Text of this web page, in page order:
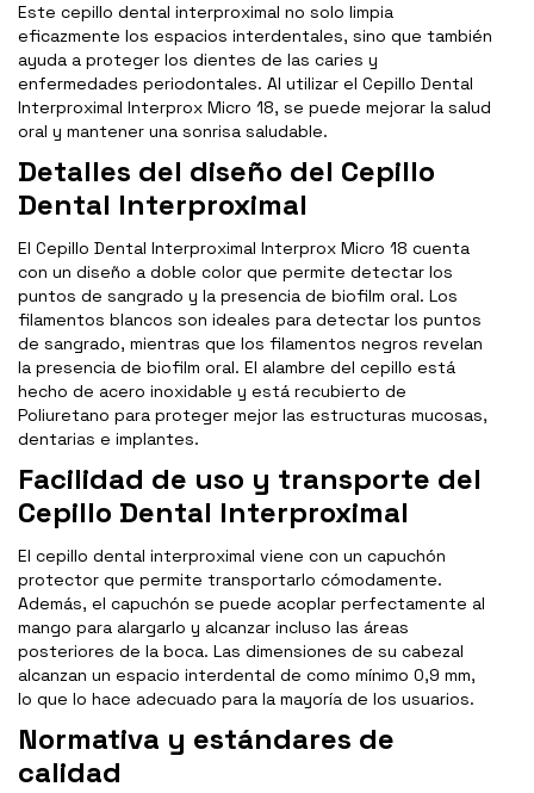
Este cepillo dental interproximal no solo limpia
eficazmente los espacios interdentales, sino que también
ayuda a proteger los dientes de las caries y
enfermedades periodontales. Al utilizar el Cepillo Dental
Interproximal Interprox Micro 18, se puede mejorar la salud
oral y mantener una sonrisa saludable.
Detalles del diseño del Cepillo
Dental Interproximal
El Cepillo Dental Interproximal Interprox Micro 18 cuenta
con un diseño a doble color que permite detectar los
puntos de sangrado y la presencia de biofilm oral. Los
filamentos blancos son ideales para detectar los puntos
de sangrado, mientras que los filamentos negros revelan
la presencia de biofilm oral. El alambre del cepillo está
hecho de acero inoxidable y está recubierto de
Poliuretano para proteger mejor las estructuras mucosas,
dentarias e implantes.
Facilidad de uso y transporte del
Cepillo Dental Interproximal
El cepillo dental interproximal viene con un capuchón
protector que permite transportarlo cómodamente.
Además, el capuchón se puede acoplar perfectamente al
mango para alargarlo y alcanzar incluso las áreas
posteriores de la boca. Las dimensiones de su cabezal
alcanzan un espacio interdental de como mínimo 0,9 mm,
lo que lo hace adecuado para la mayoría de los usuarios.
Normativa y estándares de
calidad